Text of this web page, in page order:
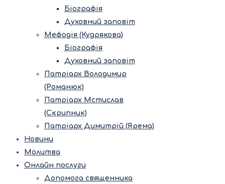
Біографія
Духовний заповіт
Мефодія (Кудрякова)
Біографія
Духовний заповіт
Патріарх Володимир
(Романюк)
Патріарх Мстислав
(Скрипник)
Патріарх Димитрій (Ярема)
Новини
Молитва
Онлайн послуги
Допомога священника